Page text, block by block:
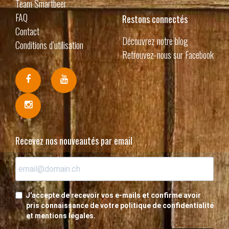
Team Smartbeer
FAQ
Contact
Conditions d’utilisation
Restons connectés
Découvrez notre blog
Retrouvez-nous sur Facebook
Recevez nos nouveautés par email
J'accepte de recevoir vos e-mails et confirme avoir
pris connaissance de votre politique de confidentialité
et mentions légales.